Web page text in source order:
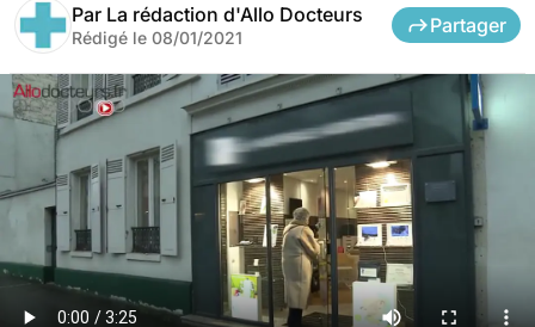
Par La rédaction d'Allo Docteurs
Rédigé le 08/01/2021
Partager